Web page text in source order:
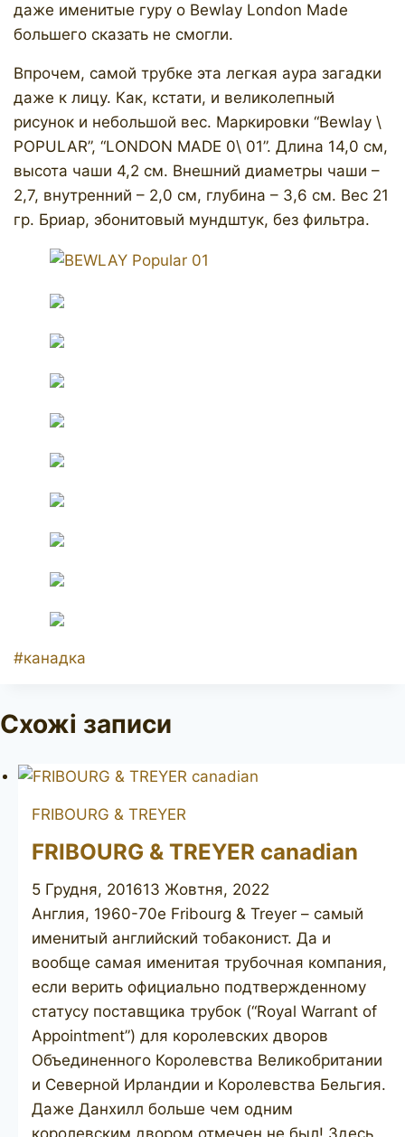
даже именитые гуру о Bewlay London Made
большего сказать не смогли.
Впрочем, самой трубке эта легкая аура загадки
даже к лицу. Как, кстати, и великолепный
рисунок и небольшой вес. Маркировки “Bewlay \
POPULAR”, “LONDON MADE 0\ 01”. Длина 14,0 см,
высота чаши 4,2 см. Внешний диаметры чаши –
2,7, внутренний – 2,0 см, глубина – 3,6 см. Вес 21
гр. Бриар, эбонитовый мундштук, без фильтра.
Позначки
#канадка
Схожі записи
FRIBOURG & TREYER
FRIBOURG & TREYER canadian
5 Грудня, 201613 Жовтня, 2022
Англия, 1960-70е Fribourg & Treyer – самый
именитый английский тобаконист. Да и
вообще самая именитая трубочная компания,
если верить официально подтвержденному
статусу поставщика трубок (“Royal Warrant of
Appointment”) для королевских дворов
Объединенного Королевства Великобритании
и Северной Ирландии и Королевства Бельгия.
Даже Данхилл больше чем одним